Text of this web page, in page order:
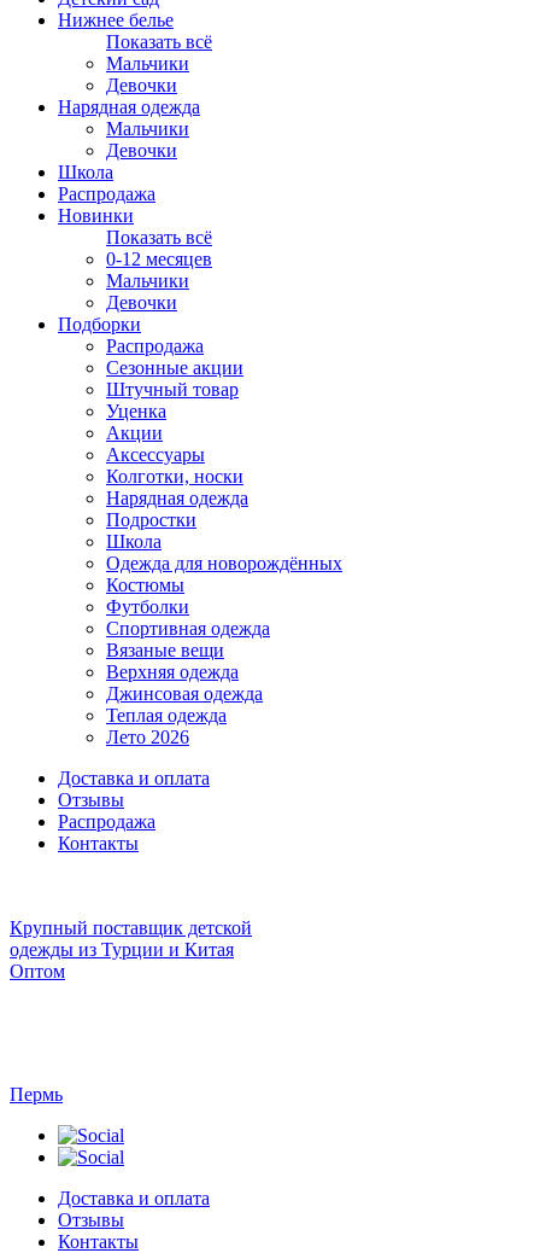
Нижнее белье
Показать всё
Мальчики
Девочки
Нарядная одежда
Мальчики
Девочки
Школа
Распродажа
Новинки
Показать всё
0-12 месяцев
Мальчики
Девочки
Подборки
Распродажа
Сезонные акции
Штучный товар
Уценка
Акции
Аксессуары
Колготки, носки
Нарядная одежда
Подростки
Школа
Одежда для новорождённых
Костюмы
Футболки
Спортивная одежда
Вязаные вещи
Верхняя одежда
Джинсовая одежда
Теплая одежда
Лето 2026
Доставка и оплата
Отзывы
Распродажа
Контакты
Крупный поставщик детской
одежды из Турции и Китая
Оптом
Пермь
Доставка и оплата
Отзывы
Контакты